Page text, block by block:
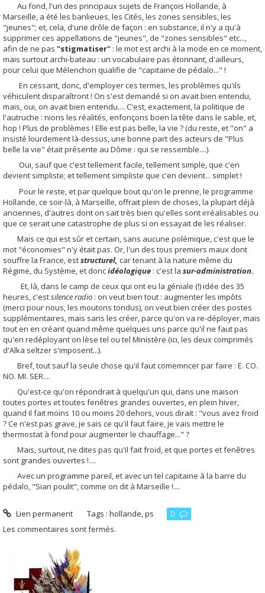
Au fond, l'un des principaux sujets de François Hollande, à
Marseille, a été les banlieues, les Cités, les zones sensibles, les
"jeunes"; et, cela, d'une drôle de façon : en substance, il n'y a qu'à
supprimer ces appellations de "jeunes", de "zones sensibles" etc...,
afin de ne pas "stigmatiser" : le mot est archi à la mode en ce moment,
mais surtout archi-bateau : un vocabulaire pas étonnant, d'ailleurs,
pour celui que Mélenchon qualifie de "capitaine de pédalo..." !
En cessant, donc, d'employer ces termes, les problèmes qu'ils
véhiculent disparaîtront ! On s'est demandé si on avait bien entendu,
mais, oui, on avait bien entendu.... C'est, exactement, la politique de
l'autruche : nions les réalités, enfonçons boen la tête dans le sable, et,
hop ! Plus de problèmes ! Elle est pas belle, la vie ? (du reste, et "on" a
insisté lourdement là-dessus, une bonne part des acteurs de "Plus
belle la vie" était présente au Dôme : qui se ressemble....).
Oui, sauf que c'est tellement facile, tellement simple, que c'en
devient simpliste; et tellement simpliste que c'en devient... simplet !
Pour le reste, et par quelque bout qu'on le prenne, le programme
Hollande, ce soir-là, à Marseille, offrait plein de choses, la plupart déjà
anciennes, d'autres dont on sait très bien qu'elles sont irréalisables ou
que ce serait une catastrophe de plus si on essayait de les réaliser.
Mais ce qui est sûr et certain, sans aucune polémique, c'est que le
mot "économies" n'y était pas. Or, l'un des tous premiers maux dont
souffre la France, eststructurel, car tenant à la nature même du
Régime, du Système, et doncidéologique : c'est la sur-administration.
Et, là, dans le camp de ceux qui ont eu la géniale (!) idée des 35
heures, c'estsilence radio : on veut bien tout : augmenter les impôts
(merci pour nous, les moutons tondus), on veut bien créer des postes
supplémentaires, mais sans les créer, parce qu'on va re-déployer, mais
tout en en créant quand même quelques uns parce qu'il ne faut pas
qu'en redéployant on lèse tel ou tel Ministère (ici, les deux comprimés
d'Alka seltzer s'imposent...).
Bref, tout sauf la seule chose qu'il faut comemncer par faire : E. CO.
NO. MI. SER....
Qu'est-ce qu'on répondrait à quelqu'un qui, dans une maison
toutes portes et toutes fenêtres grandes ouvertes, en plein hiver,
quand il fait moins 10 ou moins 20 dehors, vous dirait : "vous avez froid
? Ce n'est pas grave, je sais ce qu'il faut faire, je vais mettre le
thermostat à fond pour augmenter le chauffage..." ?
Mais, surtout, ne dites pas qu'il fait froid, et que portes et fenêtres
sont grandes ouvertes !....
Avec un programme pareil, et avec un tel capitaine à la barre du
pédalo, "Sian poulit", comme on dit à Marseille !....
Lien permanent Tags :hollande,ps
0
Les commentaires sont fermés.